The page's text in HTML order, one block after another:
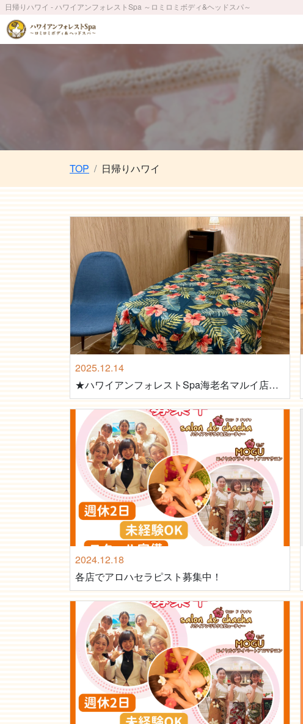
日帰りハワイ - ハワイアンフォレストSpa ～ロミロミボディ&ヘッドスパ～
TOP 日帰りハワイ
2025.12.14
★ハワイアンフォレストSpa海老名マルイ店 12/14 NEW OPEN★
2024.12.18
各店でアロハセラピスト募集中！